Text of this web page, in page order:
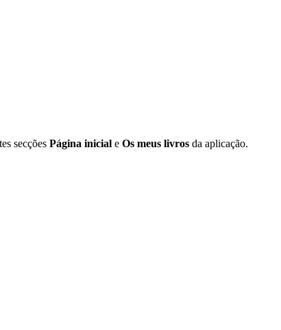
secções Página inicial e Os meus livros da aplicação.